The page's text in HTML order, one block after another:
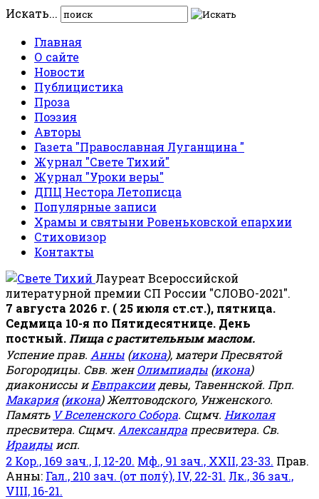
Искать...
Главная
О сайте
Новости
Публицистика
Проза
Поэзия
Авторы
Газета "Православная Луганщина "
Журнал "Свете Тихий"
Журнал "Уроки веры"
ДПЦ Нестора Летописца
Популярные записи
Храмы и святыни Ровеньковской епархии
Стиховизор
Контакты
Лауреат Всероссийской
литературной премии СП России "СЛОВО-2021".
7 августа 2026 г. ( 25 июля ст.ст.), пятница.
Седмица 10-я по Пятидесятнице. День
постный. Пища с растительным маслом.
Успение прав. Анны (икона), матери Пресвятой
Богородицы. Свв. женОлимпиады (икона)
диакониссы иЕвпраксиидевы, Тавеннской. Прп.
Макария(икона) Желтоводского, Унженского.
Память V Вселенского Собора. Сщмч. Николая
пресвитера. Сщмч. Александра пресвитера. Св.
Ираиды исп.
2 Кор., 169 зач., I, 12-20. Мф., 91 зач., XXII, 23-33. Прав.
Анны: Гал., 210 зач. (от полу́), IV, 22-31. Лк., 36 зач.,
VIII, 16-21.